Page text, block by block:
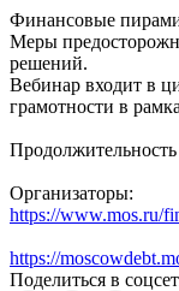
Финансовые
Меры
решений.
Вебинар входит в
грамотности в
Продолжительность
Организаторы:
https://www.mos.ru/
https://
Поделиться в